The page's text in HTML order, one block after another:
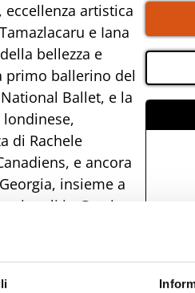
artistica
e Iana
bellezza e
primo ballerino del
Ballet, e la
di Rachele
e ancora
insieme a
in Grecia,
della danza
A
Montedoro,